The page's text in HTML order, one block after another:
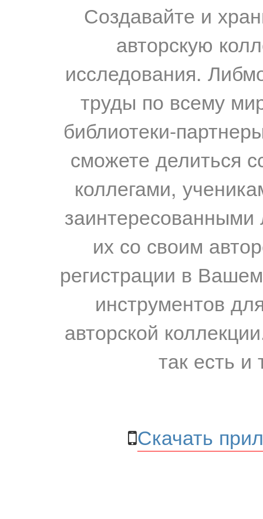
Создавайте и
авторскую
исследования.
труды по всему
библиотеки-
сможете делиться
коллегами,
их со своим
регистрации в
инструментов
авторской
так есть и
Скачать